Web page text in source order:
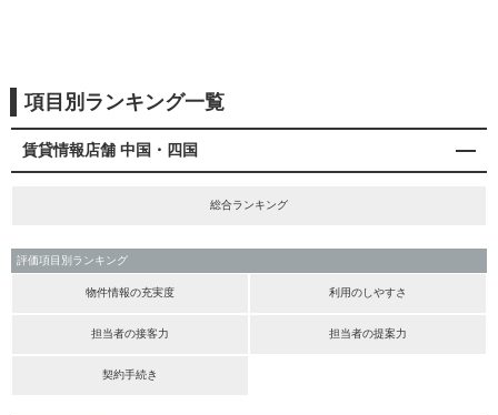
項目別ランキング一覧
賃貸情報店舗 中国・四国
総合ランキング
評価項目別ランキング
物件情報の充実度 利用のしやすさ
担当者の接客力 担当者の提案力
契約手続き